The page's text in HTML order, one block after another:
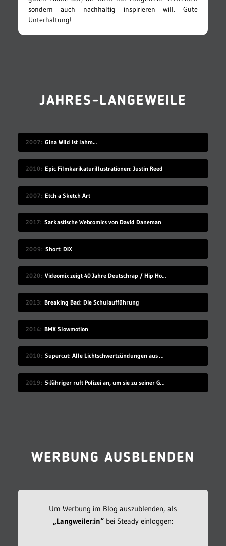
sondern auch nachhaltig inspirieren will. Gute
Unterhaltung!
JAHRES-LANGEWEILE
2007 Gina Wild ist lahm…
2010 Epic Filmkarikaturillustrationen: Justin Reed
2007 Etch a Sketch Art
2017 Sarkastische Webcomics von David Daneman
2009 Short: DIX
2020 Videomix zeigt 40 Jahre Deutschrap / Hip Hop in 7:30 Minuten
2013 Breaking Bad: Die Schulaufführung
2014 BMX Slowmotion
2010 Supercut: Alle Lichtschwertzündungen aus Star Wars
2019 5-Jähriger ruft Polizei an, um sie zu seiner Geburtstagsparty einzuladen
WERBUNG AUSBLENDEN
Um Werbung im Blog auszublenden, als
„Langweiler:in“bei Steady einloggen: